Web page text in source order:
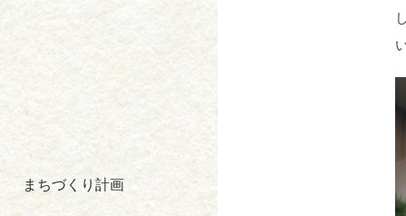
まちづくり計画